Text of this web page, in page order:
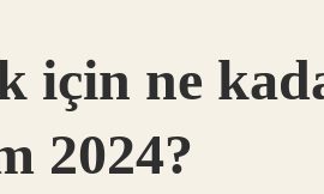
için ne
2024?